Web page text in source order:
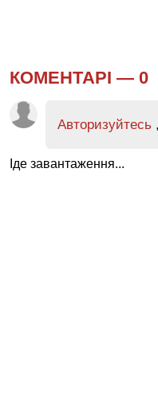
КОМЕНТАРІ — 0
Авторизуйтесь
Іде завантаження...